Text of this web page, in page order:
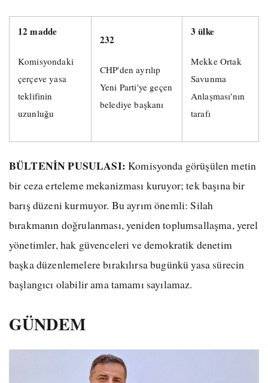
12 madde
Komisyondaki
çerçeve yasa
teklifinin
uzunluğu
232
CHP'den ayrılıp
Yeni Parti'ye geçen
belediye başkanı
3 ülke
Mekke Ortak
Savunma
Anlaşması'nın
tarafı
BÜLTENİN PUSULASI: Komisyonda görüşülen metin
bir ceza erteleme mekanizması kuruyor; tek başına bir
barış düzeni kurmuyor. Bu ayrım önemli: Silah
bırakmanın doğrulanması, yeniden toplumsallaşma, yerel
yönetimler, hak güvenceleri ve demokratik denetim
başka düzenlemelere bırakılırsa bugünkü yasa sürecin
başlangıcı olabilir ama tamamı sayılamaz.
GÜNDEM